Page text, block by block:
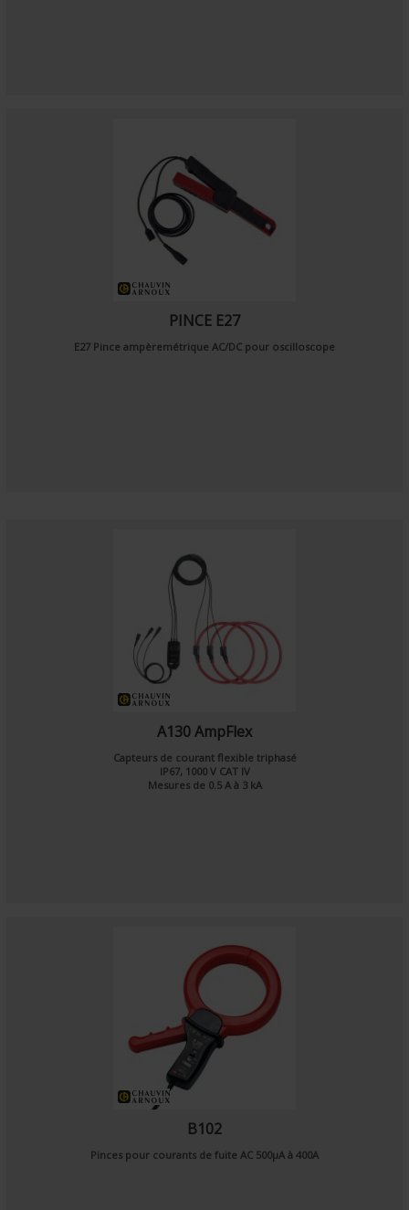
PINCE E27
E27 Pince ampèremétrique AC/DC pour oscilloscope
A130 AmpFlex
Capteurs de courant flexible triphasé
IP67, 1000 V CAT IV
Mesures de 0.5 A à 3 kA
B102
Pinces pour courants de fuite AC 500µA à 400A